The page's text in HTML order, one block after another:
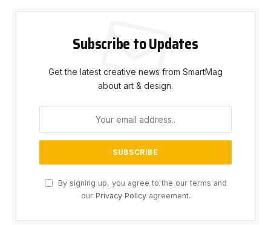
Subscribe to Updates
Get the latest creative news from SmartMag
about art & design.
By signing up, you agree to the our terms and
our Privacy Policyagreement.